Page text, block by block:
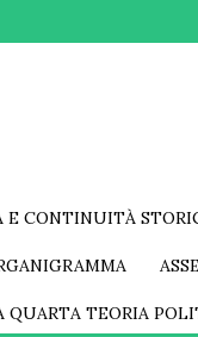
E CONTINUITÀ
QUARTA TEORIA